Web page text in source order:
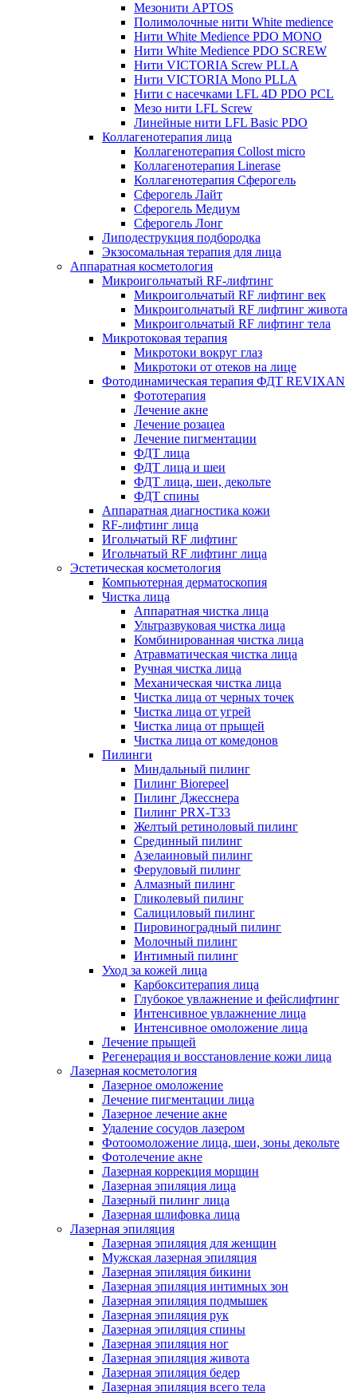
Мезонити APTOS
Полимолочные нити White medience
Нити White Medience PDO MONO
Нити White Medience PDO SCREW
Нити VICTORIA Screw PLLA
Нити VICTORIA Mono PLLA
Нити с насечками LFL 4D PDO PCL
Мезо нити LFL Screw
Линейные нити LFL Basic PDO
Коллагенотерапия лица
Коллагенотерапия Collost micro
Коллагенотерапия Linerase
Коллагенотерапия Сферогель
Сферогель Лайт
Сферогель Медиум
Сферогель Лонг
Липодеструкция подбородка
Экзосомальная терапия для лица
Аппаратная косметология
Микроигольчатый RF-лифтинг
Микроигольчатый RF лифтинг век
Микроигольчатый RF лифтинг живота
Микроигольчатый RF лифтинг тела
Микротоковая терапия
Микротоки вокруг глаз
Микротоки от отеков на лице
Фотодинамическая терапия ФДТ REVIXAN
Фототерапия
Лечение акне
Лечение розацеа
Лечение пигментации
ФДТ лица
ФДТ лица и шеи
ФДТ лица, шеи, декольте
ФДТ спины
Аппаратная диагностика кожи
RF-лифтинг лица
Игольчатый RF лифтинг
Игольчатый RF лифтинг лица
Эстетическая косметология
Компьютерная дерматоскопия
Чистка лица
Аппаратная чистка лица
Ультразвуковая чистка лица
Комбинированная чистка лица
Атравматическая чистка лица
Ручная чистка лица
Механическая чистка лица
Чистка лица от черных точек
Чистка лица от угрей
Чистка лица от прыщей
Чистка лица от комедонов
Пилинги
Миндальный пилинг
Пилинг Biorepeel
Пилинг Джесснера
Пилинг PRX-T33
Желтый ретиноловый пилинг
Срединный пилинг
Азелаиновый пилинг
Феруловый пилинг
Алмазный пилинг
Гликолевый пилинг
Салициловый пилинг
Пировиноградный пилинг
Молочный пилинг
Интимный пилинг
Уход за кожей лица
Карбокситерапия лица
Глубокое увлажнение и фейслифтинг
Интенсивное увлажнение лица
Интенсивное омоложение лица
Лечение прыщей
Регенерация и восстановление кожи лица
Лазерная косметология
Лазерное омоложение
Лечение пигментации лица
Лазерное лечение акне
Удаление сосудов лазером
Фотоомоложение лица, шеи, зоны декольте
Фотолечение акне
Лазерная коррекция морщин
Лазерная эпиляция лица
Лазерный пилинг лица
Лазерная шлифовка лица
Лазерная эпиляция
Лазерная эпиляция для женщин
Мужская лазерная эпиляция
Лазерная эпиляция бикини
Лазерная эпиляция интимных зон
Лазерная эпиляция подмышек
Лазерная эпиляция рук
Лазерная эпиляция спины
Лазерная эпиляция ног
Лазерная эпиляция живота
Лазерная эпиляция бедер
Лазерная эпиляция всего тела